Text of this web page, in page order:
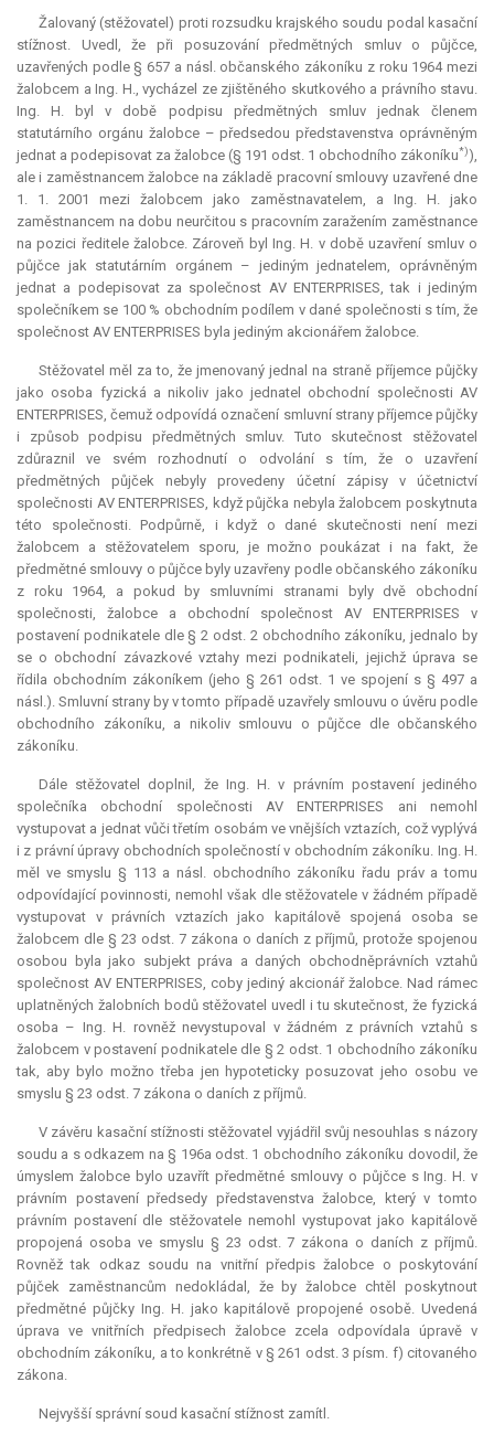
Žalovaný (stěžovatel) proti rozsudku krajského soudu podal kasační
stížnost. Uvedl, že při posuzování předmětných smluv o půjčce,
uzavřených podle § 657 a násl. občanského zákoníku z roku 1964 mezi
žalobcem a Ing. H., vycházel ze zjištěného skutkového a právního stavu.
Ing. H. byl v době podpisu předmětných smluv jednak členem
statutárního orgánu žalobce – předsedou představenstva oprávněným
jednat a podepisovat za žalobce (§ 191 odst. 1 obchodního zákoníku*)),
ale i zaměstnancem žalobce na základě pracovní smlouvy uzavřené dne
1. 1. 2001 mezi žalobcem jako zaměstnavatelem, a Ing. H. jako
zaměstnancem na dobu neurčitou s pracovním zaražením zaměstnance
na pozici ředitele žalobce. Zároveň byl Ing. H. v době uzavření smluv o
půjčce jak statutárním orgánem – jediným jednatelem, oprávněným
jednat a podepisovat za společnost AV ENTERPRISES, tak i jediným
společníkem se 100 % obchodním podílem v dané společnosti s tím, že
společnost AV ENTERPRISES byla jediným akcionářem žalobce.
Stěžovatel měl za to, že jmenovaný jednal na straně příjemce půjčky
jako osoba fyzická a nikoliv jako jednatel obchodní společnosti AV
ENTERPRISES, čemuž odpovídá označení smluvní strany příjemce půjčky
i způsob podpisu předmětných smluv. Tuto skutečnost stěžovatel
zdůraznil ve svém rozhodnutí o odvolání s tím, že o uzavření
předmětných půjček nebyly provedeny účetní zápisy v účetnictví
společnosti AV ENTERPRISES, když půjčka nebyla žalobcem poskytnuta
této společnosti. Podpůrně, i když o dané skutečnosti není mezi
žalobcem a stěžovatelem sporu, je možno poukázat i na fakt, že
předmětné smlouvy o půjčce byly uzavřeny podle občanského zákoníku
z roku 1964, a pokud by smluvními stranami byly dvě obchodní
společnosti, žalobce a obchodní společnost AV ENTERPRISES v
postavení podnikatele dle § 2 odst. 2 obchodního zákoníku, jednalo by
se o obchodní závazkové vztahy mezi podnikateli, jejichž úprava se
řídila obchodním zákoníkem (jeho § 261 odst. 1 ve spojení s § 497 a
násl.). Smluvní strany by v tomto případě uzavřely smlouvu o úvěru podle
obchodního zákoníku, a nikoliv smlouvu o půjčce dle občanského
zákoníku.
Dále stěžovatel doplnil, že Ing. H. v právním postavení jediného
společníka obchodní společnosti AV ENTERPRISES ani nemohl
vystupovat a jednat vůči třetím osobám ve vnějších vztazích, což vyplývá
i z právní úpravy obchodních společností v obchodním zákoníku. Ing. H.
měl ve smyslu § 113 a násl. obchodního zákoníku řadu práv a tomu
odpovídající povinnosti, nemohl však dle stěžovatele v žádném případě
vystupovat v právních vztazích jako kapitálově spojená osoba se
žalobcem dle § 23 odst. 7 zákona o daních z příjmů, protože spojenou
osobou byla jako subjekt práva a daných obchodněprávních vztahů
společnost AV ENTERPRISES, coby jediný akcionář žalobce. Nad rámec
uplatněných žalobních bodů stěžovatel uvedl i tu skutečnost, že fyzická
osoba – Ing. H. rovněž nevystupoval v žádném z právních vztahů s
žalobcem v postavení podnikatele dle § 2 odst. 1 obchodního zákoníku
tak, aby bylo možno třeba jen hypoteticky posuzovat jeho osobu ve
smyslu § 23 odst. 7 zákona o daních z příjmů.
V závěru kasační stížnosti stěžovatel vyjádřil svůj nesouhlas s názory
soudu a s odkazem na § 196a odst. 1 obchodního zákoníku dovodil, že
úmyslem žalobce bylo uzavřít předmětné smlouvy o půjčce s Ing. H. v
právním postavení předsedy představenstva žalobce, který v tomto
právním postavení dle stěžovatele nemohl vystupovat jako kapitálově
propojená osoba ve smyslu § 23 odst. 7 zákona o daních z příjmů.
Rovněž tak odkaz soudu na vnitřní předpis žalobce o poskytování
půjček zaměstnancům nedokládal, že by žalobce chtěl poskytnout
předmětné půjčky Ing. H. jako kapitálově propojené osobě. Uvedená
úprava ve vnitřních předpisech žalobce zcela odpovídala úpravě v
obchodním zákoníku, a to konkrétně v § 261 odst. 3 písm. f) citovaného
zákona.
Nejvyšší správní soud kasační stížnost zamítl.